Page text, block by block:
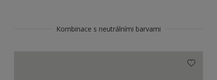
Kombinace s neutrálními barvami